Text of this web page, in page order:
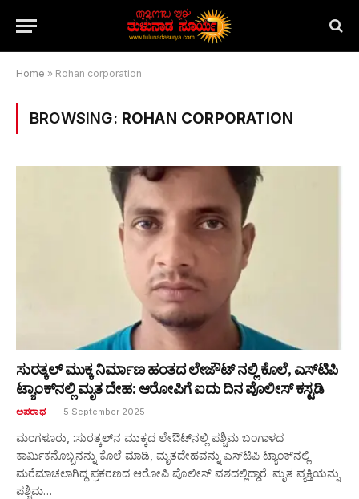
Home » Rohan corporation
BROWSING: ROHAN CORPORATION
ಸುರತ್ಕಲ್‌ ಮುಕ್ಕ ನಿರ್ಮಾಣ ಹಂತದ ಲೇಜೌಟ್ ನಲ್ಲಿ ಕೊಲೆ, ಎಸ್‌ಟಿಪಿ
ಟ್ಯಾಂಕ್‌ನಲ್ಲಿ ಮೃತ ದೇಹ: ಆರೋಪಿಗೆ ಐದು ದಿನ ಪೊಲೀಸ್‌ ಕಸ್ಟಡಿ
ಅಪರಾಧ 5 September 2025
ಮಂಗಳೂರು, :ಸುರತ್ಕಲ್‌ನ ಮುಕ್ಕದ ಲೇಔಟ್‌ನಲ್ಲಿ ಪಶ್ಚಿಮ ಬಂಗಾಳದ
ಕಾರ್ಮಿಕನೊಬ್ಬನನ್ನು ಕೊಲೆ ಮಾಡಿ, ಮೃತದೇಹವನ್ನು ಎಸ್‌ಟಿಪಿ ಟ್ಯಾಂಕ್‌ನಲ್ಲಿ
ಮರೆಮಾಚಲಾಗಿದ್ದ ಪ್ರಕರಣದ ಆರೋಪಿ ಪೊಲೀಸ್ ವಶದಲ್ಲಿದ್ದಾರೆ. ಮೃತ ವ್ಯಕ್ತಿಯನ್ನು
ಪಶ್ಚಿಮ…